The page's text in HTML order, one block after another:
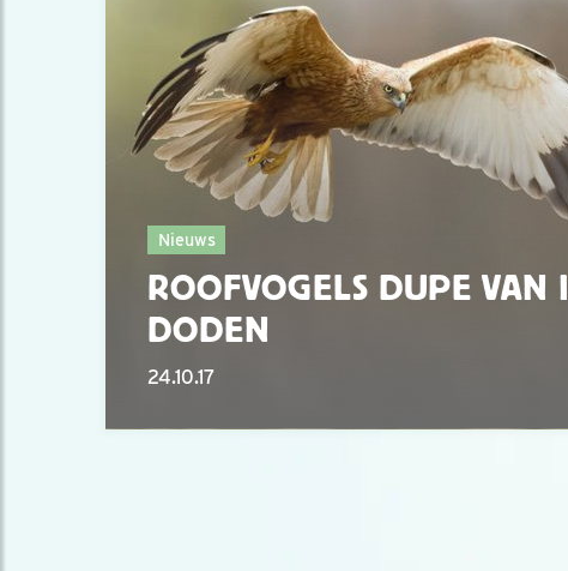
Nieuws
ROOFVOGELS DUPE VAN
DODEN
24.10.17